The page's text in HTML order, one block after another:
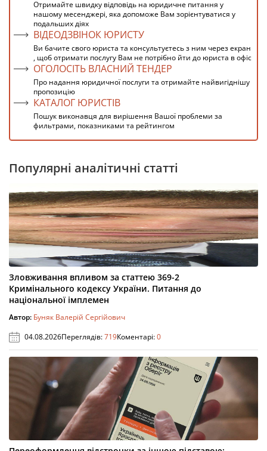
Отримайте швидку відповідь на юридичне питання у
нашому месенджері, яка допоможе Вам зорієнтуватися у
подальших діях
ВІДЕОДЗВІНОК ЮРИСТУ
Ви бачите свого юриста та консультуєтесь з ним через екран
, щоб отримати послугу Вам не потрібно йти до юриста в офіс
ОГОЛОСІТЬ ВЛАСНИЙ ТЕНДЕР
Про надання юридичної послуги та отримайте найвигіднішу
пропозицію
КАТАЛОГ ЮРИСТІВ
Пошук виконавця для вирішення Вашої проблеми за
фильтрами, показниками та рейтингом
Популярні аналітичні статті
Зловживання впливом за статтею 369-2
Кримінального кодексу України. Питання до
національної імплемен
Автор: Буняк Валерій Сергійович
04.08.2026Переглядів:719Коментарі:0